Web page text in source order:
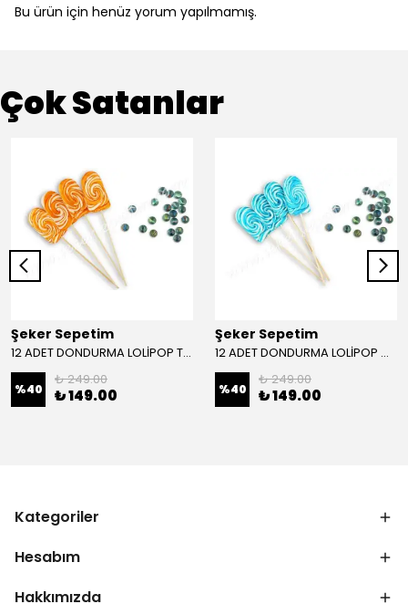
Bu ürün için henüz yorum yapılmamış.
Çok Satanlar
Şeker Sepetim
12 ADET DONDURMA LOLİPOP TURUNCU BEYAZ
%40
₺ 249.00
₺ 149.00
Şeker Sepetim
12 ADET DONDURMA LOLİPOP MAVİ BEYAZ
%40
₺ 249.00
₺ 149.00
Kategoriler
Hesabım
Hakkımızda